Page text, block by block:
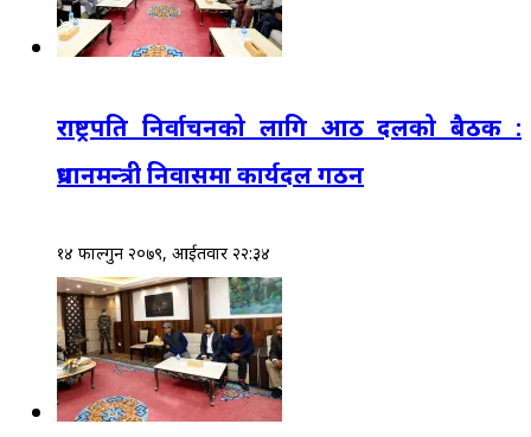
राष्ट्रपति निर्वाचनको लागि आठ दलको बैठक :
प्रधानमन्त्री निवासमा कार्यदल गठन
१४ फाल्गुन २०७९, आईतवार २२:३४